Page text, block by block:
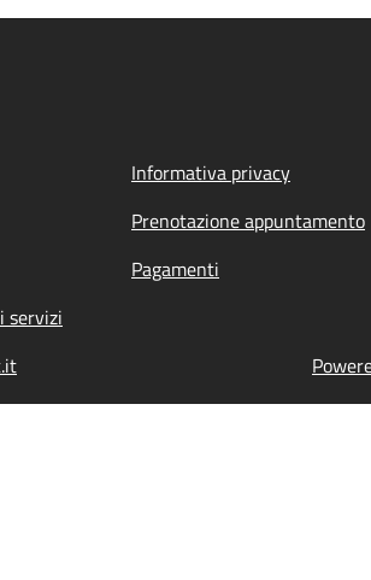
Informativa privacy
Prenotazione appuntamento
Pagamenti
servizi